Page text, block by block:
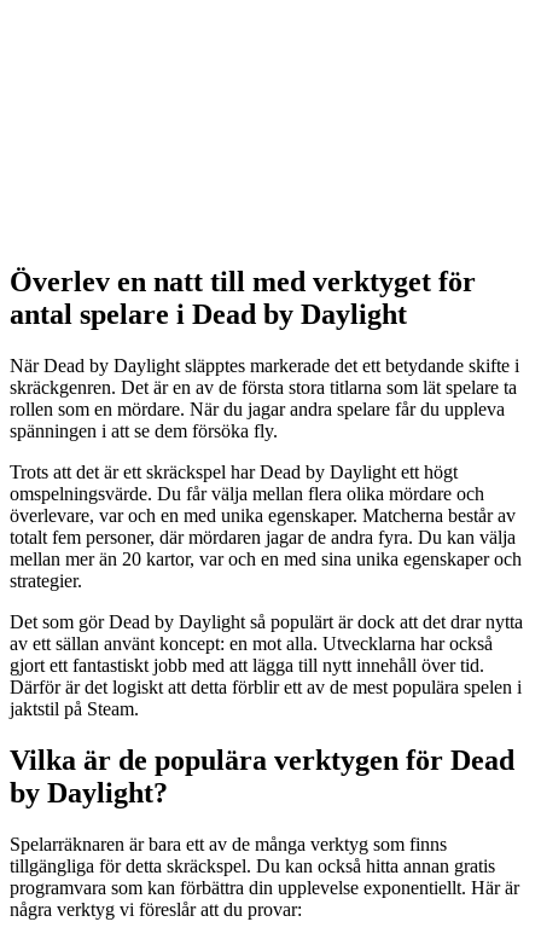
Överlev en natt till med verktyget för
antal spelare i Dead by Daylight
När Dead by Daylight släpptes markerade det ett betydande skifte i
skräckgenren. Det är en av de första stora titlarna som lät spelare ta
rollen som en mördare. När du jagar andra spelare får du uppleva
spänningen i att se dem försöka fly.
Trots att det är ett skräckspel har Dead by Daylight ett högt
omspelningsvärde. Du får välja mellan flera olika mördare och
överlevare, var och en med unika egenskaper. Matcherna består av
totalt fem personer, där mördaren jagar de andra fyra. Du kan välja
mellan mer än 20 kartor, var och en med sina unika egenskaper och
strategier.
Det som gör Dead by Daylight så populärt är dock att det drar nytta
av ett sällan använt koncept: en mot alla. Utvecklarna har också
gjort ett fantastiskt jobb med att lägga till nytt innehåll över tid.
Därför är det logiskt att detta förblir ett av de mest populära spelen i
jaktstil på Steam.
Vilka är de populära verktygen för Dead
by Daylight?
Spelarräknaren är bara ett av de många verktyg som finns
tillgängliga för detta skräckspel. Du kan också hitta annan gratis
programvara som kan förbättra din upplevelse exponentiellt. Här är
några verktyg vi föreslår att du provar: